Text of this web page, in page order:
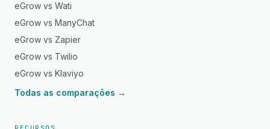
eGrow vs Wati
eGrow vs ManyChat
eGrow vs Zapier
eGrow vs Twilio
eGrow vs Klaviyo
Todas as comparações →